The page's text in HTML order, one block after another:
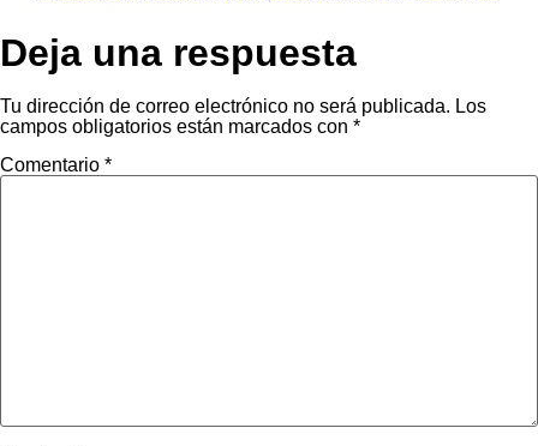
Deja una respuesta
Tu dirección de correo electrónico no será publicada. Los
campos obligatorios están marcados con *
Comentario *